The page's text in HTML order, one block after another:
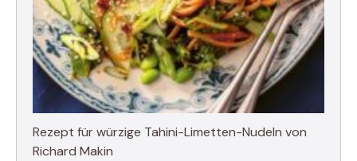
Rezept für würzige Tahini-Limetten-Nudeln von
Richard Makin